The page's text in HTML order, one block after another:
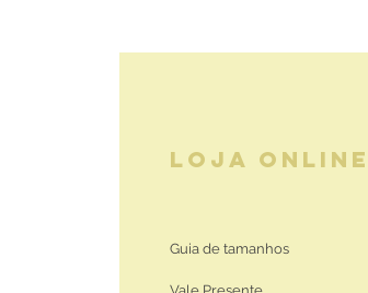
LOJA ONLINE
Guia de tamanhos